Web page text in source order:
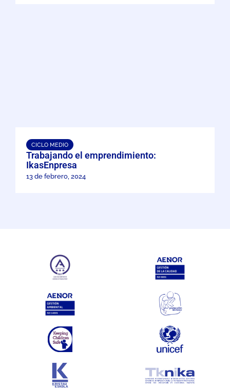
CICLO MEDIO
Trabajando el emprendimiento:
IkasEnpresa
13 de febrero, 2024